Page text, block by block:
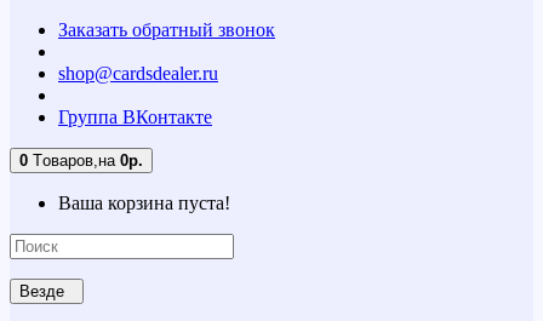
Заказать обратный звонок
shop@cardsdealer.ru
Группа ВКонтакте
0 Tоваров, на 0р.
Ваша корзина пуста!
Везде